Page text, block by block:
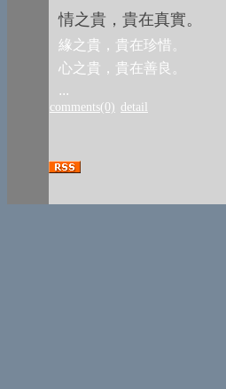
情之貴，貴在真實。
緣之貴，貴在珍惜。
心之貴，貴在善良。
...
comments(0) detail